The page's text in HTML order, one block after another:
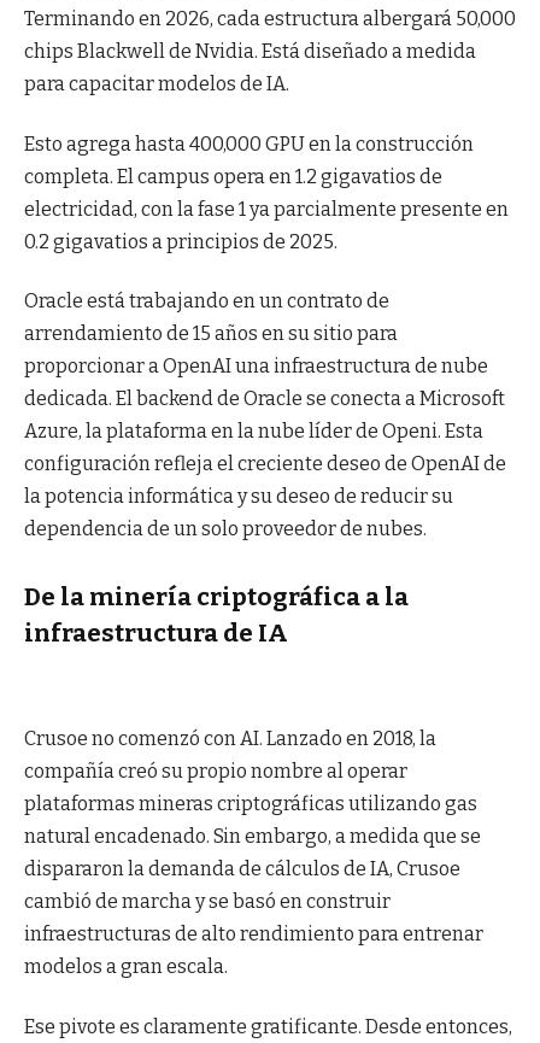
Terminando en 2026, cada estructura albergará 50,000
chips Blackwell de Nvidia. Está diseñado a medida
para capacitar modelos de IA.
Esto agrega hasta 400,000 GPU en la construcción
completa. El campus opera en 1.2 gigavatios de
electricidad, con la fase 1 ya parcialmente presente en
0.2 gigavatios a principios de 2025.
Oracle está trabajando en un contrato de
arrendamiento de 15 años en su sitio para
proporcionar a OpenAI una infraestructura de nube
dedicada. El backend de Oracle se conecta a Microsoft
Azure, la plataforma en la nube líder de Openi. Esta
configuración refleja el creciente deseo de OpenAI de
la potencia informática y su deseo de reducir su
dependencia de un solo proveedor de nubes.
De la minería criptográfica a la
infraestructura de IA
Crusoe no comenzó con AI. Lanzado en 2018, la
compañía creó su propio nombre al operar
plataformas mineras criptográficas utilizando gas
natural encadenado. Sin embargo, a medida que se
dispararon la demanda de cálculos de IA, Crusoe
cambió de marcha y se basó en construir
infraestructuras de alto rendimiento para entrenar
modelos a gran escala.
Ese pivote es claramente gratificante. Desde entonces,